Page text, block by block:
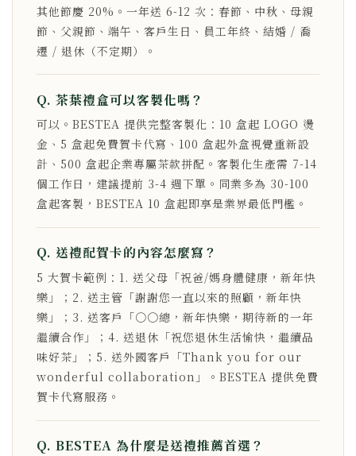
其他節慶 20%。一年送 6-12 次：春節、中秋、母親
節、父親節、端午、客戶生日、員工年終、結婚 / 喬
遷 / 退休（不定期）。
Q. 茶葉禮盒可以客製化嗎？
可以。BESTEA 提供完整客製化：10 盒起 LOGO 燙
金、5 盒起免費賀卡代寫、100 盒起外盒視覺重新設
計、500 盒起企業專屬茶款拼配。客製化生產需 7-14
個工作日，建議提前 3-4 週下單。同業多為 30-100
盒起客製，BESTEA 10 盒起即享是業界最低門檻。
Q. 送禮配賀卡的內容怎麼寫？
5 大賀卡範例：1. 送父母「祝爸/媽身體健康，新年快
樂」；2. 送主管「謝謝您一直以來的照顧，新年快
樂」；3. 送客戶「○○總，新年快樂，期待新的一年
繼續合作」；4. 送退休「祝您退休生活愉快，繼續品
味好茶」；5. 送外國客戶「Thank you for our
wonderful collaboration」。BESTEA 提供免費
賀卡代寫服務。
Q. BESTEA 為什麼是送禮推薦首選？